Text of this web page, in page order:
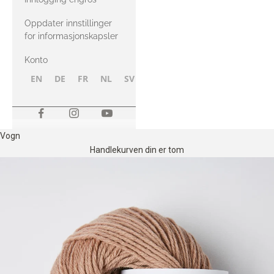
Oppdater innstillinger
for informasjonskapsler
Konto
EN DE FR NL SV
Vogn
Handlekurven din er tom